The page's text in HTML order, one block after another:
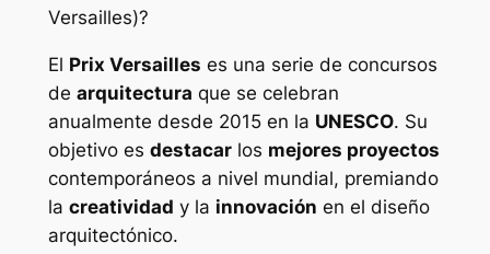
Versailles)?
El Prix Versailles es una serie de concursos
de arquitectura que se celebran
anualmente desde 2015 en la UNESCO. Su
objetivo es destacarlos mejores proyectos
contemporáneos a nivel mundial, premiando
la creatividad y la innovación en el diseño
arquitectónico.